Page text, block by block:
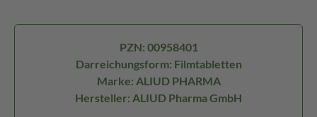
PZN: 00958401
Darreichungsform: Filmtabletten
Marke: ALIUD PHARMA
Hersteller: ALIUD Pharma GmbH